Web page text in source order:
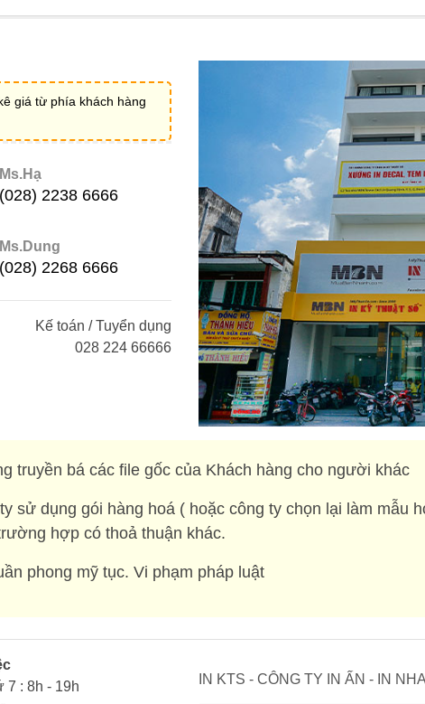
giá từ phía khách hàng
Ms.Hạ
(028) 2238 6666
Ms.Dung
(028) 2268 6666
Kế toán / Tuyển dụng
028 224 66666
truyền bá các file gốc của Khách hàng cho người khác
sử dụng gói hàng hoá ( hoặc công ty chọn lại làm mẫu
hợp có thoả thuận khác.
phong mỹ tục. Vi phạm pháp luật
7 : 8h - 19h
IN KTS - CÔNG TY IN ẤN - IN